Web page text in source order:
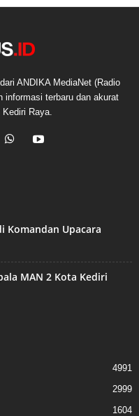
ANDIKA MediaNet (Radio
informasi terbaru dan akurat
Raya.
Komandan Upacara
MAN 2 Kota Kediri
4991
2999
1604